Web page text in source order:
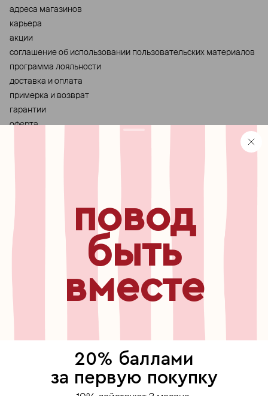
адреса магазинов
карьера
акции
cоглашение об использовании пользовательских материалов
программа лояльности
доставка и оплата
примерка и возврат
гарантии
оферта
бесплатный звонок по России
узнавайте первыми о
новинках, специальных
мероприятиях, скидках и
выберите, где продолжить
Для хорошей работы сайта мы используем файлы cookies
повод
быть
вместе
20% баллами
за первую покупку